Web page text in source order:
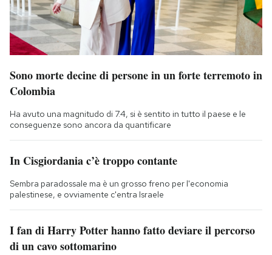
Sono morte decine di persone in un forte terremoto in
Colombia
Ha avuto una magnitudo di 7.4, si è sentito in tutto il paese e le
conseguenze sono ancora da quantificare
In Cisgiordania c’è troppo contante
Sembra paradossale ma è un grosso freno per l'economia
palestinese, e ovviamente c'entra Israele
I fan di Harry Potter hanno fatto deviare il percorso
di un cavo sottomarino